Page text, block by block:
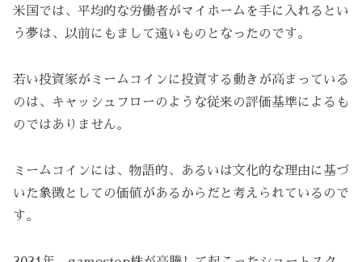
米国では、平均的な労働者がマイホームを手に入れるとい
う夢は、以前にもまして遠いものとなったのです。
若い投資家がミームコインに投資する動きが高まっている
のは、キャッシュフローのような従来の評価基準によるも
のではありません。
ミームコインには、物語的、あるいは文化的な理由に基づ
いた象徴としての価値があるからだと考えられているので
す。